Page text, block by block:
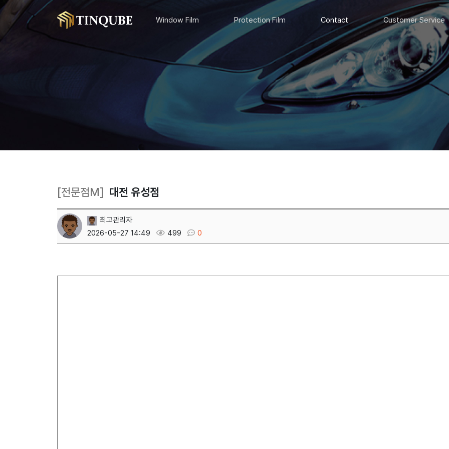
Window Film Protection Film Contact Customer Service
[전문점M] 대전 유성점
최고관리자
2026-05-27 14:49
499 0